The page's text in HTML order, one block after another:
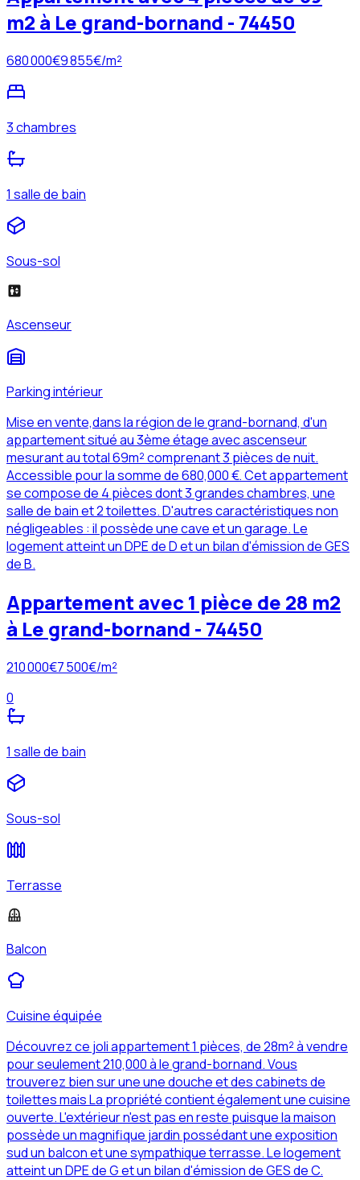
m2 à Le grand-bornand - 74450
680 000€9 855€/m²
3 chambres
1 salle de bain
Sous-sol
Ascenseur
Parking intérieur
Mise en vente,dans la région de le grand-bornand, d'un
appartement situé au 3ème étage avec ascenseur
mesurant au total 69m² comprenant 3 pièces de nuit.
Accessible pour la somme de 680,000 €. Cet appartement
se compose de 4 pièces dont 3 grandes chambres, une
salle de bain et 2 toilettes. D'autres caractéristiques non
négligeables : il possède une cave et un garage. Le
logement atteint un DPE de D et un bilan d'émission de GES
de B.
Appartement avec 1 pièce de 28 m2
à Le grand-bornand - 74450
210 000€7 500€/m²
0
1 salle de bain
Sous-sol
Terrasse
Balcon
Cuisine équipée
Découvrez ce joli appartement 1 pièces, de 28m² à vendre
pour seulement 210,000 à le grand-bornand. Vous
trouverez bien sur une une douche et des cabinets de
toilettes mais La propriété contient également une cuisine
ouverte. L'extérieur n'est pas en reste puisque la maison
possède un magnifique jardin possédant une exposition
sud un balcon et une sympathique terrasse. Le logement
atteint un DPE de G et un bilan d'émission de GES de C.